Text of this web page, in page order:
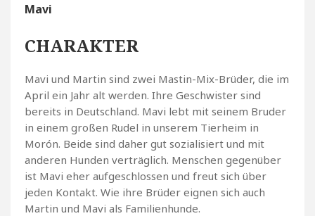
Mavi
CHARAKTER
Mavi und Martin sind zwei Mastin-Mix-Brüder, die im
April ein Jahr alt werden. Ihre Geschwister sind
bereits in Deutschland. Mavi lebt mit seinem Bruder
in einem großen Rudel in unserem Tierheim in
Morón. Beide sind daher gut sozialisiert und mit
anderen Hunden verträglich. Menschen gegenüber
ist Mavi eher aufgeschlossen und freut sich über
jeden Kontakt. Wie ihre Brüder eignen sich auch
Martin und Mavi als Familienhunde.